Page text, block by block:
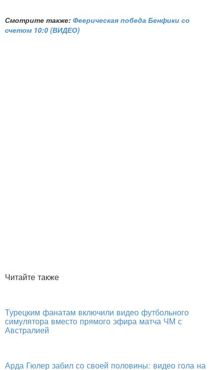
Смотрите также: Феерическая победа Бенфики со
счетом 10:0 (ВИДЕО)
Читайте также
Турецким фанатам включили видео футбольного
симулятора вместо прямого эфира матча ЧМ с
Австралией
Арда Гюлер забил со своей половины: видео гола на